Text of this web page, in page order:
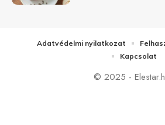
© 2025 -
Adatvédelmi nyilatkozat
Kapcsolat